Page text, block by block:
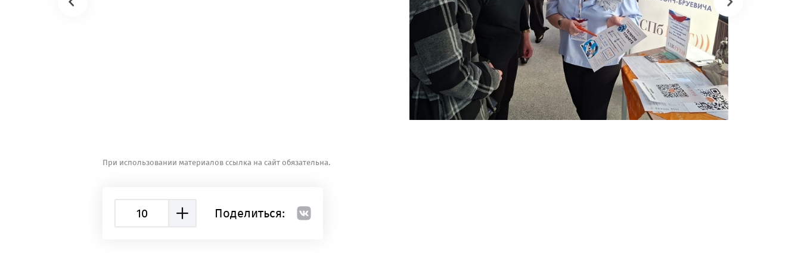
При использовании материалов ссылка на сайт обязательна.
10 Поделиться: